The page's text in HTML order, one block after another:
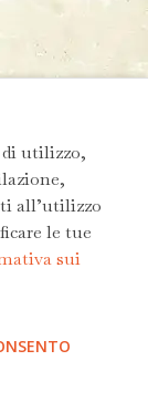
utilizzo,
all’utilizzo
le tue
sui